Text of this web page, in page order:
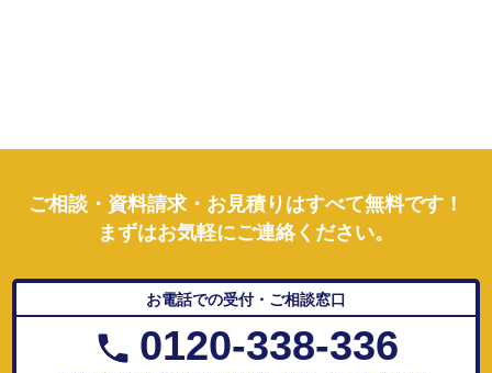
ご相談・資料請求・お見積りはすべて無料です！
まずはお気軽にご連絡ください。
お電話での受付・ご相談窓口
0120-338-336